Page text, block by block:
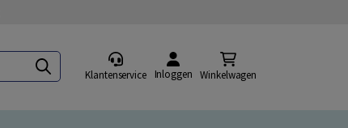
Klantenservice Inloggen Winkelwagen